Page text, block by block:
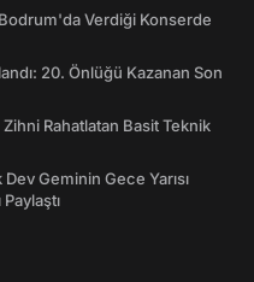
Verdiği Konserde
20. Önlüğü Kazanan Son
Rahatlatan Basit Teknik
Geminin Gece Yarısı
Paylaştı